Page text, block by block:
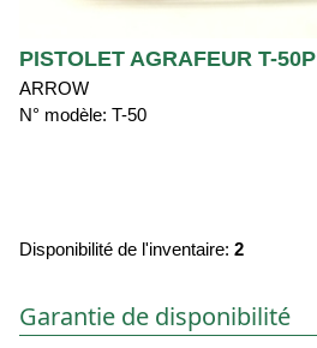
PISTOLET AGRAFEUR T-50P
ARROW
N° modèle: T-50
Disponibilité de l'inventaire: 2
Garantie de disponibilité